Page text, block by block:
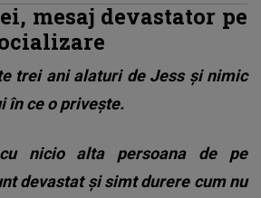
mesaj devastator pe
trei ani alaturi de Jess și nimic
în ce o privește.
nicio alta persoana de pe
devastat și simt durere cum nu